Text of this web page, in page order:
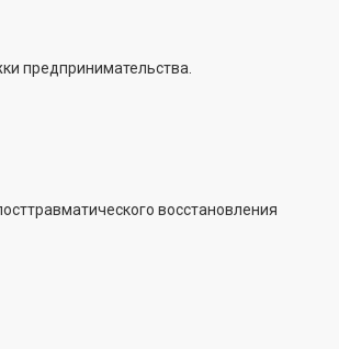
предпринимательства.
восстановления